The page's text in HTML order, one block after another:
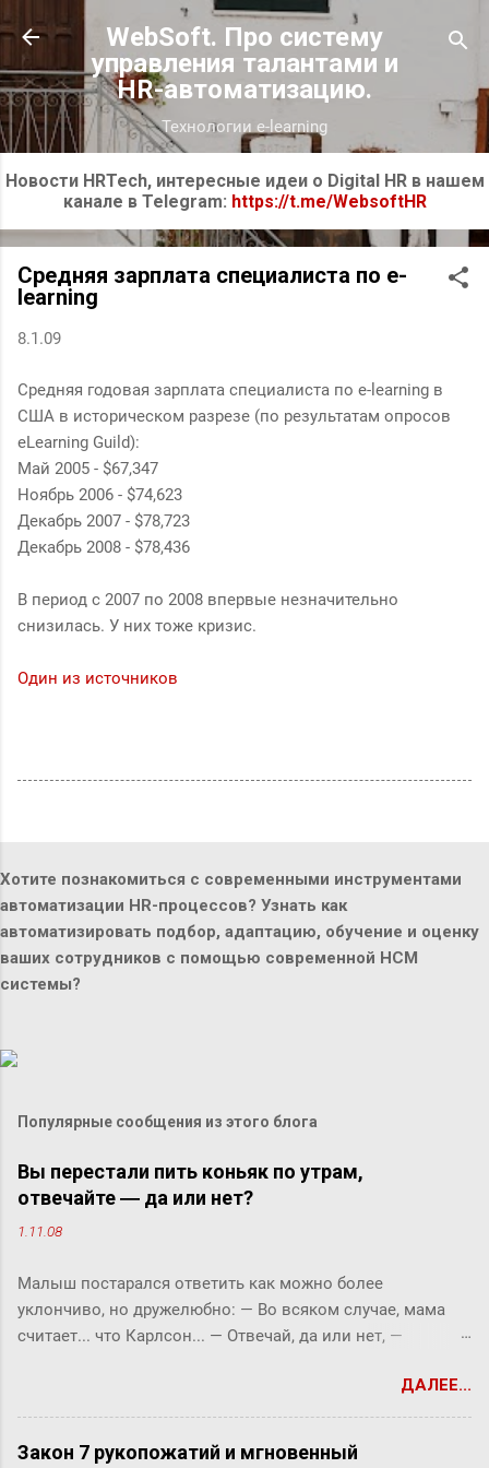
К основному контенту
WebSoft. Про систему
управления талантами и
HR-автоматизацию.
Технологии e-learning
Новости HRTech, интересные идеи о Digital HR в нашем
канале в Telegram: https://t.me/WebsoftHR
Средняя зарплата специалиста по e-
learning
8.1.09
Средняя годовая зарплата специалиста по e-learning в
США в историческом разрезе (по результатам опросов
eLearning Guild):
Май 2005 - $67,347
Ноябрь 2006 - $74,623
Декабрь 2007 - $78,723
Декабрь 2008 - $78,436
В период с 2007 по 2008 впервые незначительно
снизилась. У них тоже кризис.
Один из источников
Хотите познакомиться с современными инструментами
автоматизации HR-процессов? Узнать как
автоматизировать подбор, адаптацию, обучение и оценку
ваших сотрудников с помощью современной HCM
системы?
Популярные сообщения из этого блога
Вы перестали пить коньяк по утрам,
отвечайте ― да или нет?
1.11.08
Малыш постарался ответить как можно более
уклончиво, но дружелюбно: ― Во всяком случае, мама
считает... что Карлсон... ― Отвечай, да или нет, ―
Карлсон должен у нас обедать? ― Во всяком случае, она
хотела... ― снова попытался уйти от прямого ответа
Малыш, но фрекен Бок прервала его жестким окриком: ―
ДАЛЕЕ...
Закон 7 рукопожатий и мгновенный